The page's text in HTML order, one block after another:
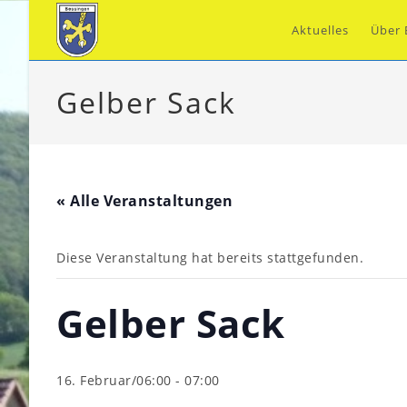
springen
Aktuelles Über
Gelber Sack
« Alle Veranstaltungen
Diese Veranstaltung hat bereits stattgefunden.
Gelber Sack
16. Februar/06:00 - 07:00